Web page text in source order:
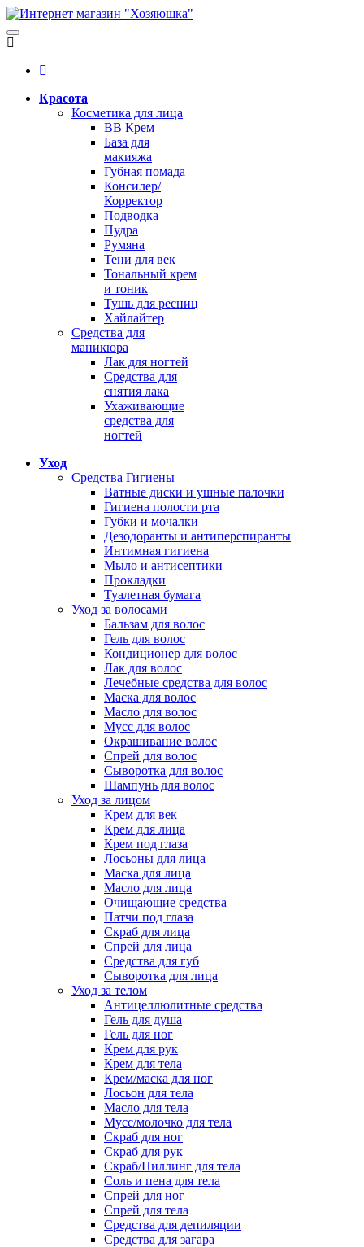
Красота
Косметика для лица
BB Крем
База для
макияжа
Губная помада
Консилер/
Корректор
Подводка
Пудра
Румяна
Тени для век
Тональный крем
и тоник
Тушь для ресниц
Хайлайтер
Средства для
маникюра
Лак для ногтей
Средства для
снятия лака
Ухаживающие
средства для
ногтей
Уход
Средства Гигиены
Ватные диски и ушные палочки
Гигиена полости рта
Губки и мочалки
Дезодоранты и антиперспиранты
Интимная гигиена
Мыло и антисептики
Прокладки
Туалетная бумага
Уход за волосами
Бальзам для волос
Гель для волос
Кондиционер для волос
Лак для волос
Лечебные средства для волос
Маска для волос
Масло для волос
Мусс для волос
Окрашивание волос
Спрей для волос
Сыворотка для волос
Шампунь для волос
Уход за лицом
Крем для век
Крем для лица
Крем под глаза
Лосьоны для лица
Маска для лица
Масло для лица
Очищающие средства
Патчи под глаза
Скраб для лица
Спрей для лица
Средства для губ
Сыворотка для лица
Уход за телом
Антицеллюлитные средства
Гель для душа
Гель для ног
Крем для рук
Крем для тела
Крем/маска для ног
Лосьон для тела
Масло для тела
Мусс/молочко для тела
Скраб для ног
Скраб для рук
Скраб/Пиллинг для тела
Соль и пена для тела
Спрей для ног
Спрей для тела
Средства для депиляции
Средства для загара